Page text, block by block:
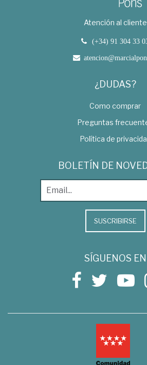
Atención al cliente
(+34) 91 304 33
¿DUDAS?
Como comprar
Preguntas
Política de
BOLETÍN DE
SUSCRIBIRSE
SÍGUENOS EN